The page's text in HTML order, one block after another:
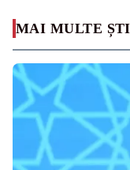
MAI MULTE